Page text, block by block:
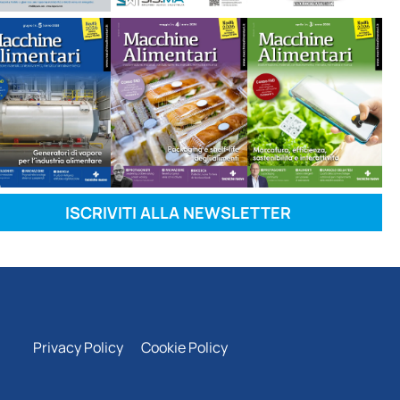
ISCRIVITI ALLA NEWSLETTER
Privacy Policy Cookie Policy